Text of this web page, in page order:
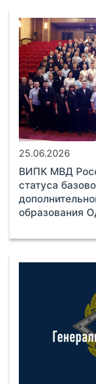
25.06.2026
ВИПК МВД
статуса
образования